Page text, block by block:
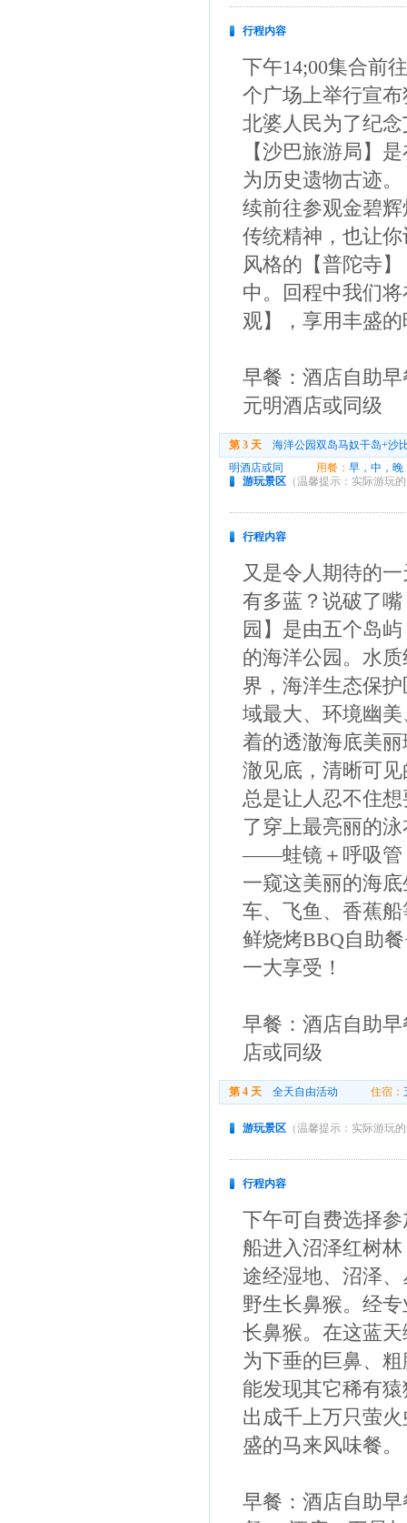
行程内容
下午14;00集合前
个广场上举行宣
北婆人民为了纪
【沙巴旅游局】
为历史遗物古迹
续前往参观金碧
传统精神，也让
风格的【普陀寺
中。回程中我们
观】，享用丰盛
早餐：酒店自助
元明酒店或同级
第 3 天
海洋公园双岛马奴干岛+沙
明酒店或同
用餐： 早，中，晚
游玩景区 （温馨提示：实际游玩
行程内容
又是令人期待的
有多蓝？说破了
园】是由五个岛
的海洋公园。水
界，海洋生态保
域最大、环境幽
着的透澈海底美
澈见底，清晰可
总是让人忍不住
了穿上最亮丽的
——蛙镜＋呼吸管
一窥这美丽的海
车、飞鱼、香蕉
鲜烧烤BBQ自助
一大享受！
早餐：酒店自助
店或同级
第 4 天 全天自由活动 住宿：
游玩景区 （温馨提示：实际游玩
行程内容
下午可自费选择
船进入沼泽红树
途经湿地、沼泽
野生长鼻猴。经
长鼻猴。在这蓝
为下垂的巨鼻、
能发现其它稀有
出成千上万只萤
盛的马来风味餐。
早餐：酒店自助